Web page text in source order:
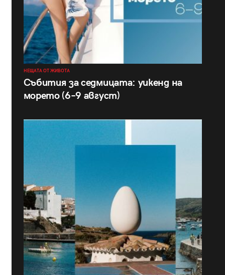
НЕЩАТА ОТ ЖИВОТА
Събития за седмицата: уикенд на
морето (6–9 август)